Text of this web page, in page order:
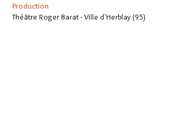
Production
Théâtre Roger Barat - Ville d'Herblay (95)